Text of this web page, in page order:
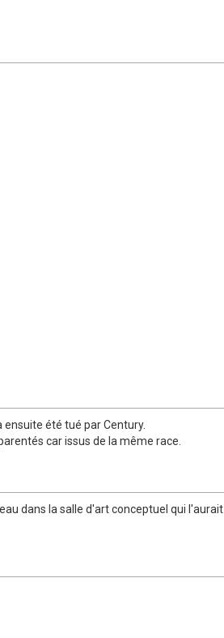
été tué par Century.
car issus de la même race.
dans la salle d'art conceptuel qui l'aurait